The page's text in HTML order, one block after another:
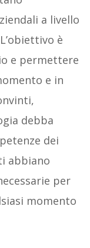
a livello
è
e permettere
e in
debba
dei
abbiano
per
momento